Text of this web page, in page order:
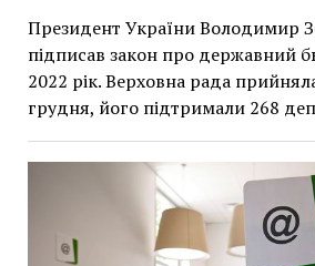
Президент України Володимир
підписав закон про державний
2022 рік. Верховна рада
грудня, його підтримали 268